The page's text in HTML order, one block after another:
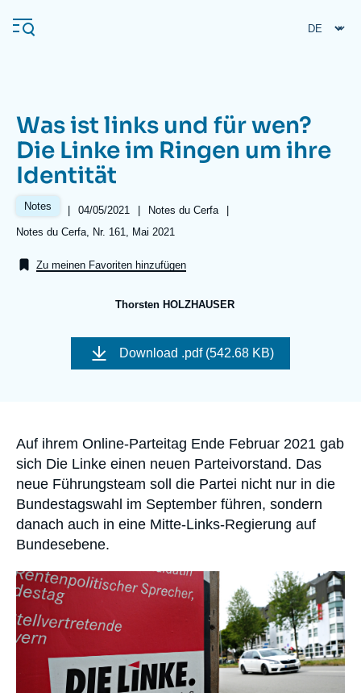
zum
Inhalt
Navigation
principale
Ifri
Veröffentlichungen
Anmelden
Was ist links und für wen?
Die Linke im Ringen um ihre
Identität
Notes |
Date
de
04/05/2021 |
Référence
taxonomie
Notes du Cerfa
|
Références
Notes du Cerfa, Nr. 161, Mai 2021
Zu meinen Favoriten hinzufügen
Thorsten HOLZHAUSER
Image
couverture
Download .pdf (542.68 KB)
Accroche
Auf ihrem Online-Parteitag Ende Februar 2021 gab
sich Die Linke einen neuen Parteivorstand. Das
neue Führungsteam soll die Partei nicht nur in die
Bundestagswahl im September führen, sondern
danach auch in eine Mitte-Links-Regierung auf
Bundesebene.
Image
principale